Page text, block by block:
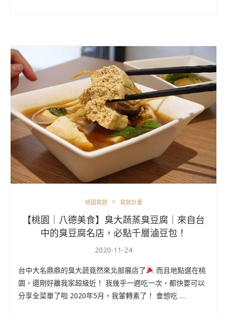
桃園寫蔬 寫蔬計畫
【桃園｜八德美食】臭大蔬蒸臭豆腐｜來自台
中的臭豆腐名店，必點千層滷豆包！
2020-11-24
台中大名鼎鼎的臭大蔬竟然來北部展店了
而且地點選在桃
園，還剛好離我家超級近！ 我幾乎一週吃一次，都快要可以
分享全菜單了啦 2020年5月，我葷轉素了！ 會想吃 …